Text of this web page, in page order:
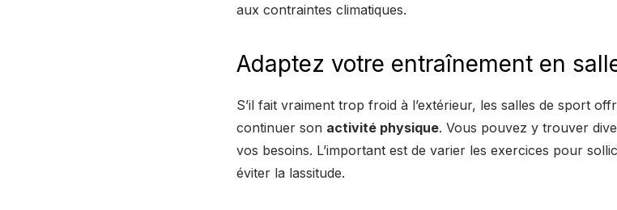
aux contraintes climatiques.
Adaptez votre entraînement en
S’il fait vraiment trop froid à l’extérieur, les salles de sport
continuer son activité physique. Vous pouvez y trouver
vos besoins. L’important est de varier les exercices pour
éviter la lassitude.